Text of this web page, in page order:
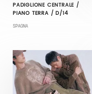
PADIGLIONE CENTRALE /
PIANO TERRA / D/14
SPAGNA